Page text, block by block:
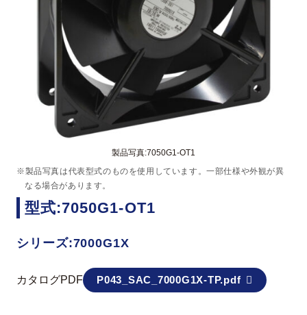
製品写真:7050G1-OT1
※製品写真は代表型式のものを使用しています。一部仕様や外観が異
なる場合があります。
型式:7050G1-OT1
シリーズ:7000G1X
カタログPDF P043_SAC_7000G1X-TP.pdf